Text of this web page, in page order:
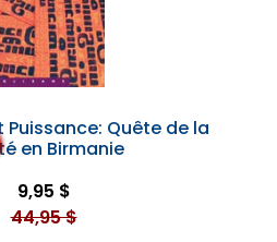
Quête de la
en Birmanie
9,95 $
44,95 $